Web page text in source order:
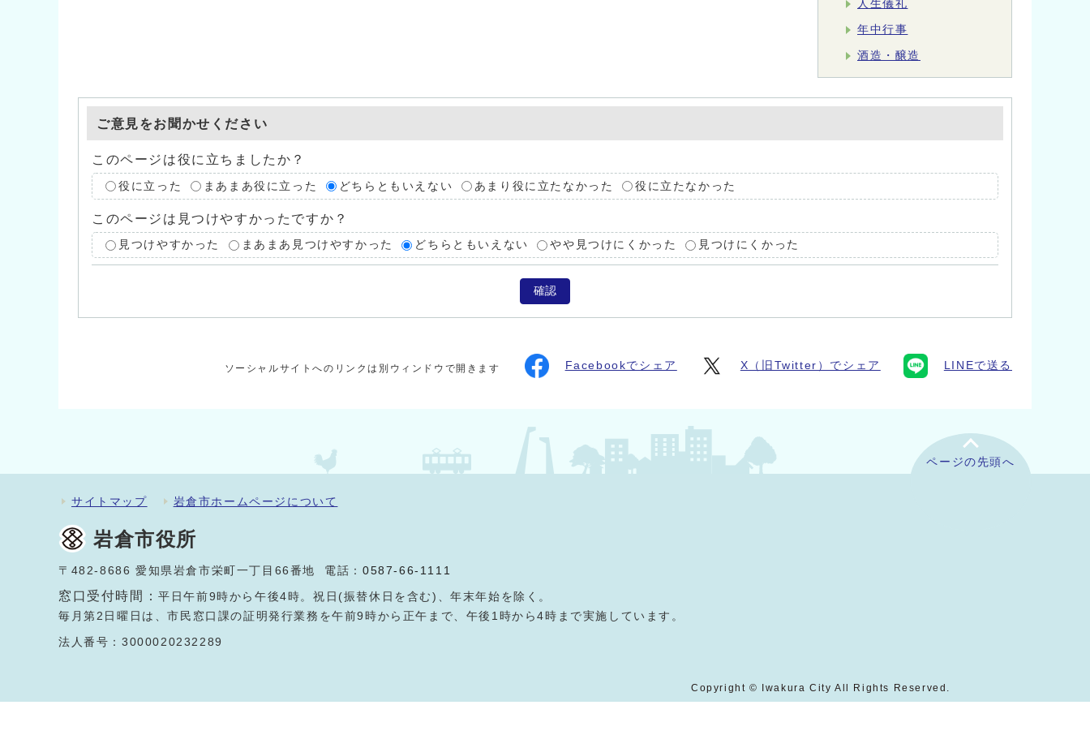
人生儀礼
年中行事
酒造・醸造
ご意見をお聞かせください
このページは役に立ちましたか？
役に立った まあまあ役に立った どちらともいえない あまり役に立たなかった 役に立たなかった
このページは見つけやすかったですか？
見つけやすかった まあまあ見つけやすかった どちらともいえない やや見つけにくかった 見つけにくかった
確認
ソーシャルサイトへのリンクは別ウィンドウで開きます Facebookでシェア X（旧Twitter）でシェア LINEで送る
ページの先頭へ
サイトマップ 岩倉市ホームページについて
岩倉市役所
〒482-8686 愛知県岩倉市栄町一丁目66番地 電話：0587-66-1111
窓口受付時間：平日午前9時から午後4時。祝日(振替休日を含む)、年末年始を除く。
毎月第2日曜日は、市民窓口課の証明発行業務を午前9時から正午まで、午後1時から4時まで実施しています。
法人番号：3000020232289
Copyright © Iwakura City All Rights Reserved.